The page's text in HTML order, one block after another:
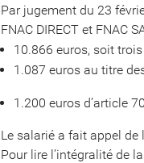
Par jugement du 23
FNAC DIRECT et FNAC
10.866 euros, soit
1.087 euros au titre
1.200 euros d’article
Le salarié a fait appel de
Pour lire l’intégralité de